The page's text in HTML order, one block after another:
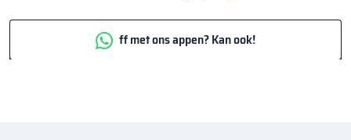
ff met ons appen? Kan ook!